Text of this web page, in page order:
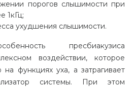
порогов слышимости при
1кГц;
ухудшения слышимости.
пресбиакузиса
воздействии, которое
на функциях уха, а затрагивает
системы. При этом